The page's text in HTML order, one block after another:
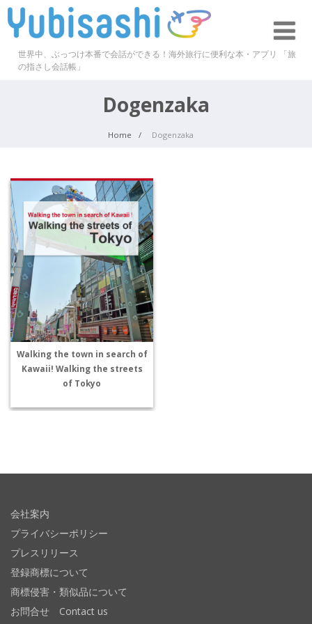
世界中、ぶっつけ本番で会話ができる！海外旅行に便利な本・アプリ 「旅
の指さし会話帳」
Dogenzaka
Home Dogenzaka
Walking the town in search of
Kawaii! Walking the streets
of Tokyo
会社案内
プライバシーポリシー
プレスリリース
登録商標について
商標侵害・類似品について
お問合せ Contact us